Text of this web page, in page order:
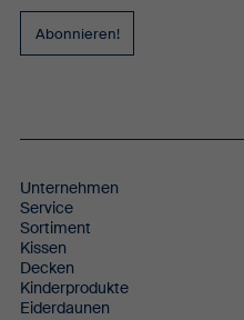
Unternehmen
Service
Sortiment
Kissen
Decken
Kinderprodukte
Eiderdaunen